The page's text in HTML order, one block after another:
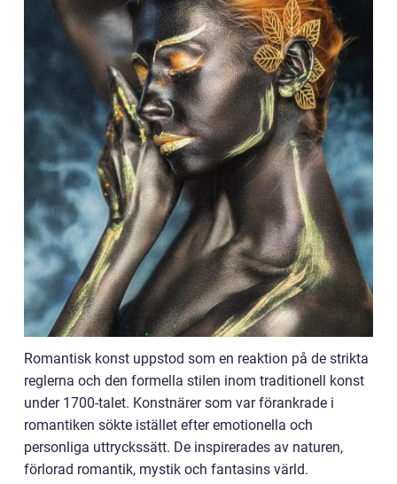
Romantisk konst uppstod som en reaktion på de strikta
reglerna och den formella stilen inom traditionell konst
under 1700-talet. Konstnärer som var förankrade i
romantiken sökte istället efter emotionella och
personliga uttryckssätt. De inspirerades av naturen,
förlorad romantik, mystik och fantasins värld.